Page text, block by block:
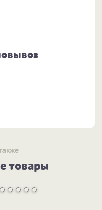
товары